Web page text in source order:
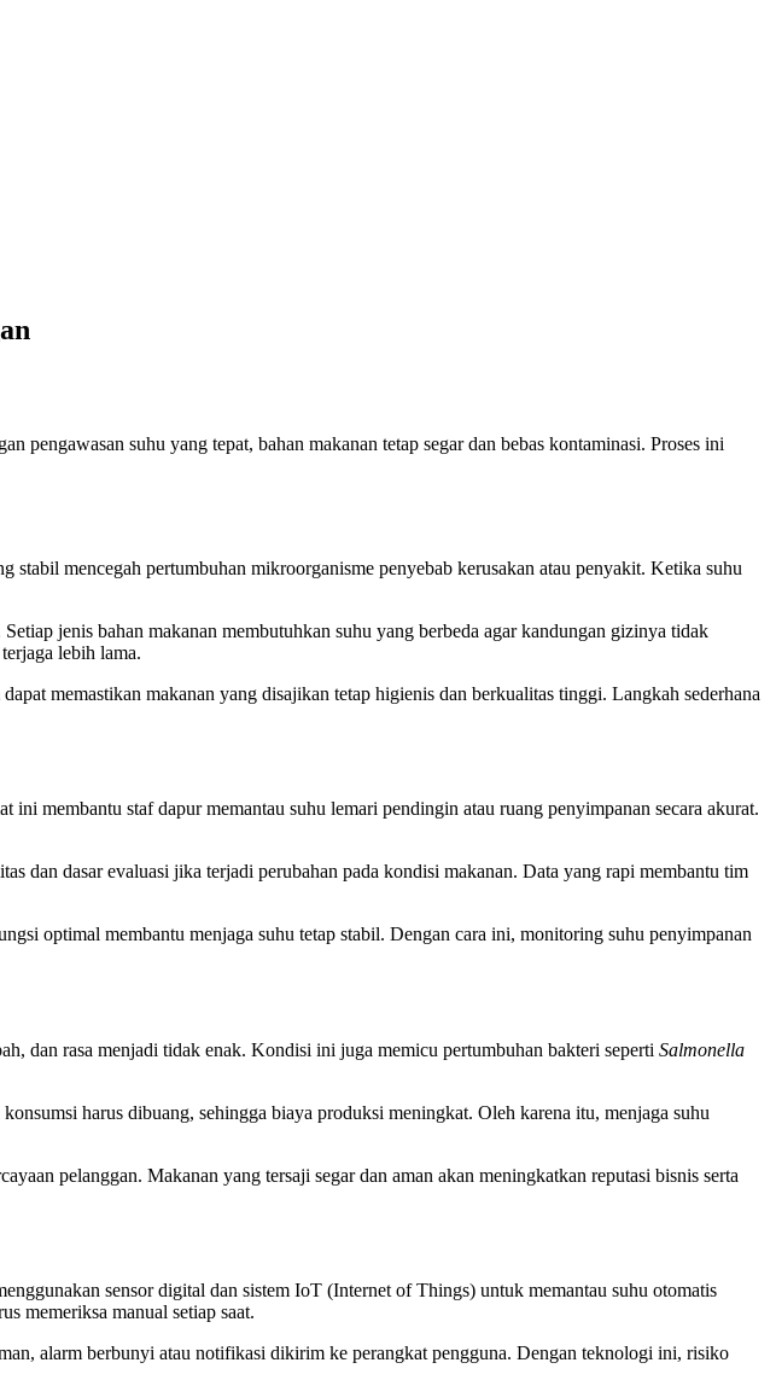
pengawasan suhu yang tepat, bahan makanan tetap segar dan bebas kontaminasi. Proses ini
mencegah pertumbuhan mikroorganisme penyebab kerusakan atau penyakit. Ketika suhu
jenis bahan makanan membutuhkan suhu yang berbeda agar kandungan gizinya tidak
lebih lama.
memastikan makanan yang disajikan tetap higienis dan berkualitas tinggi. Langkah sederhana
membantu staf dapur memantau suhu lemari pendingin atau ruang penyimpanan secara akurat.
dan dasar evaluasi jika terjadi perubahan pada kondisi makanan. Data yang rapi membantu tim
optimal membantu menjaga suhu tetap stabil. Dengan cara ini, monitoring suhu penyimpanan
dan rasa menjadi tidak enak. Kondisi ini juga memicu pertumbuhan bakteri seperti Salmonella
harus dibuang, sehingga biaya produksi meningkat. Oleh karena itu, menjaga suhu
pelanggan. Makanan yang tersaji segar dan aman akan meningkatkan reputasi bisnis serta
sensor digital dan sistem IoT (Internet of Things) untuk memantau suhu otomatis
memeriksa manual setiap saat.
alarm berbunyi atau notifikasi dikirim ke perangkat pengguna. Dengan teknologi ini, risiko